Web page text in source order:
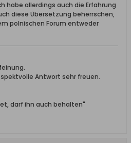
habe allerdings auch die Erfahrung
diese Übersetzung beherrschen,
polnischen Forum entweder
Antwort sehr freuen.
darf ihn auch behalten"